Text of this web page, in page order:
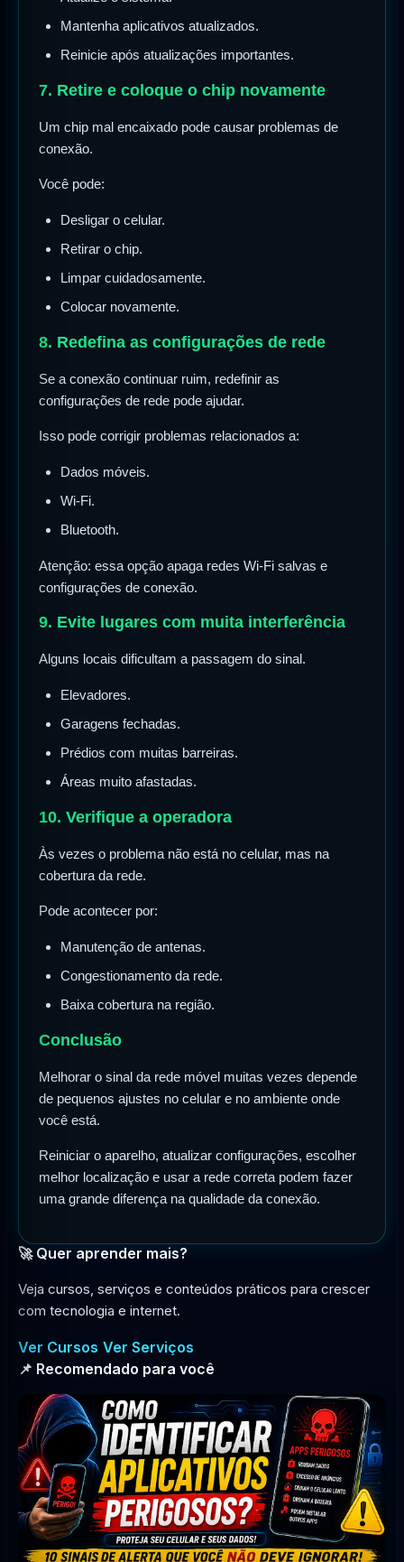
Mantenha aplicativos atualizados.
Reinicie após atualizações importantes.
7. Retire e coloque o chip novamente
Um chip mal encaixado pode causar problemas de
conexão.
Você pode:
Desligar o celular.
Retirar o chip.
Limpar cuidadosamente.
Colocar novamente.
8. Redefina as configurações de rede
Se a conexão continuar ruim, redefinir as
configurações de rede pode ajudar.
Isso pode corrigir problemas relacionados a:
Dados móveis.
Wi-Fi.
Bluetooth.
Atenção: essa opção apaga redes Wi-Fi salvas e
configurações de conexão.
9. Evite lugares com muita interferência
Alguns locais dificultam a passagem do sinal.
Elevadores.
Garagens fechadas.
Prédios com muitas barreiras.
Áreas muito afastadas.
10. Verifique a operadora
Às vezes o problema não está no celular, mas na
cobertura da rede.
Pode acontecer por:
Manutenção de antenas.
Congestionamento da rede.
Baixa cobertura na região.
Conclusão
Melhorar o sinal da rede móvel muitas vezes depende
de pequenos ajustes no celular e no ambiente onde
você está.
Reiniciar o aparelho, atualizar configurações, escolher
melhor localização e usar a rede correta podem fazer
uma grande diferença na qualidade da conexão.
🚀 Quer aprender mais?
Veja cursos, serviços e conteúdos práticos para crescer
com tecnologia e internet.
Ver Cursos Ver Serviços
📌 Recomendado para você